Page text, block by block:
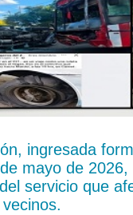
ingresada
mayo de
servicio que